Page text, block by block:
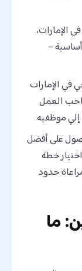
الإمارات،
–
في الإمارات
العمل
إلي موظفيه.
على أفضل
خطة
حدود
ما